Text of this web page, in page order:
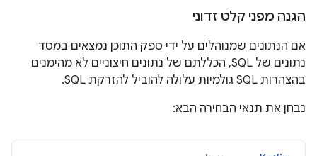
הגנה מפני קלט זדוני
אם הנתונים שמנוהלים על ידי ספק התוכן נמצאים במסד
נתונים של SQL, הכללתם של נתונים חיצוניים לא מהימנים
בהצהרות SQL גולמיות עלולה להוביל להזרקת SQL.
נבחן את תנאי הבחירה הבא: